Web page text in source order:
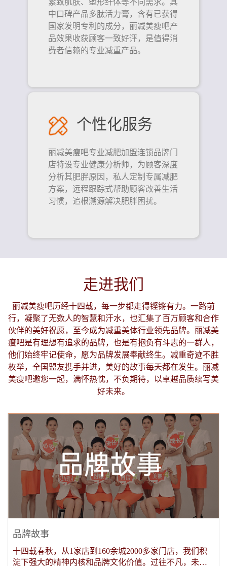
紧致肌肤、塑形纤体等不同需求。其
中口碑产品多肽活力膏，含有已获得
国家发明专利的成分，丽减美瘦吧产
品效果收获顾客一致好评，是值得消
费者信赖的专业减重产品。
个性化服务
丽减美瘦吧专业减肥加盟连锁品牌门
店特设专业健康分析师，为顾客深度
分析其肥胖原因，私人定制专属减肥
方案，远程跟踪式帮助顾客改善生活
习惯，追根溯源解决肥胖困扰。
走进我们
丽减美瘦吧历经十四载，每一步都走得铿锵有力。一路前
行，凝聚了无数人的智慧和汗水，也汇集了百万顾客和合作
伙伴的美好祝愿，至今成为减重美体行业领先品牌。丽减美
瘦吧是有理想有追求的品牌，也是有抱负有斗志的一群人，
他们始终牢记使命，愿为品牌发展奉献终生。减重奇迹不胜
枚举，全国盟友携手并进，美好的故事每天都在发生。丽减
美瘦吧邀您一起，满怀热忱，不负期待，以卓越品质续写美
好未来。
品牌故事
十四载春秋，从1家店到160余城2000多家门店，我们积
淀下强大的精神内核和品牌文化价值。过往不凡，未来